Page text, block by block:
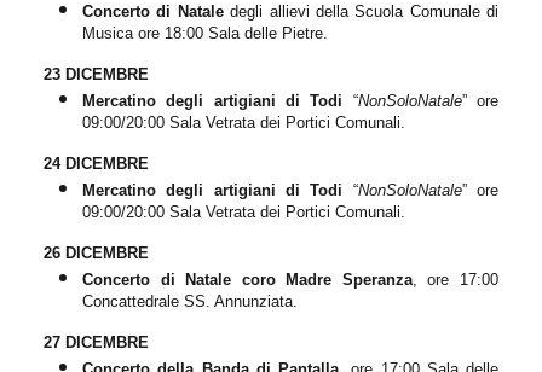
Concerto di Nataledegli allievi della Scuola Comunale di
Musica ore 18:00 Sala delle Pietre.
23 DICEMBRE
Mercatino degli artigiani di Todi “NonSoloNatale” ore
09:00/20:00 Sala Vetrata dei Portici Comunali.
24 DICEMBRE
Mercatino degli artigiani di Todi “NonSoloNatale” ore
09:00/20:00 Sala Vetrata dei Portici Comunali.
26 DICEMBRE
Concerto di Natale coro Madre Speranza, ore 17:00
Concattedrale SS. Annunziata.
27 DICEMBRE